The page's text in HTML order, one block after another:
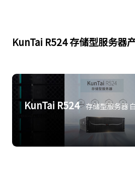
KunTai R524 存储型服务器
KunTai R524 存储型服务器